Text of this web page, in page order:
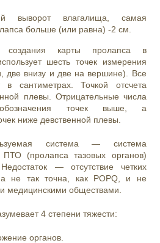
выворот влагалища, самая
больше (или равна) -2 см.
карты пролапса в
шесть точек измерения
две внизу и две на вершине). Все
в сантиметрах. Точкой отсчета
плевы. Отрицательные числа
точек выше, а
ниже девственной плевы.
система — система
ПТО (пролапса тазовых органов)
— отсутствие четких
не так точна, как POPQ, и не
медицинскими обществами.
4 степени тяжести:
органов.